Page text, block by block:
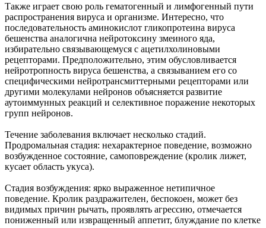
Также играет свою роль гематогенный и лимфогенный пути
распространения вируса и организме. Интересно, что
последовательность аминокислот гликопротеина вируса
бешенства аналогична нейротоксину змеиного яда,
избирательно связывающемуся с ацетилхолиновыми
рецепторами. Предположительно, этим обусловливается
нейротропность вируса бешенства, а связыванием его со
специфическими нейротрансмиттерными рецепторами или
другими молекулами нейронов объясняется развитие
аутоиммунных реакций и селективное поражение некоторых
групп нейронов.
Течение заболевания включает несколько стадий.
Продромальная стадия: нехарактерное поведение, возможно
возбужденное состояние, самоповреждение (кролик лижет,
кусает область укуса).
Стадия возбуждения: ярко выраженное нетипичное
поведение. Кролик раздражителен, беспокоен, может без
видимых причин рычать, проявлять агрессию, отмечается
пониженный или извращенный аппетит, блуждание по клетке